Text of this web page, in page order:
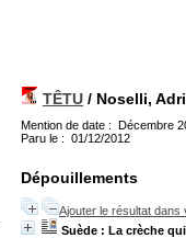
TÊTU / Noselli,
Mention de date : Décembre
Paru le : 01/12/2012
Dépouillements
Ajouter le résultat dans
Suède : La crèche